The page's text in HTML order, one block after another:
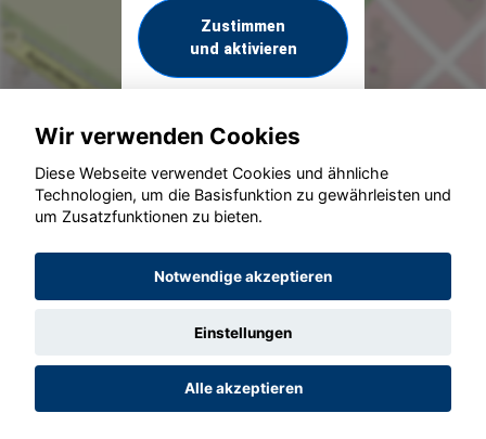
Zustimmen
und aktivieren
© konjunkturmotor.de GmbH 2020 - 2026
Wir verwenden Cookies
Diese Webseite verwendet Cookies und ähnliche
Technologien, um die Basisfunktion zu gewährleisten und
um Zusatzfunktionen zu bieten.
Notwendige akzeptieren
Einstellungen
Alle akzeptieren